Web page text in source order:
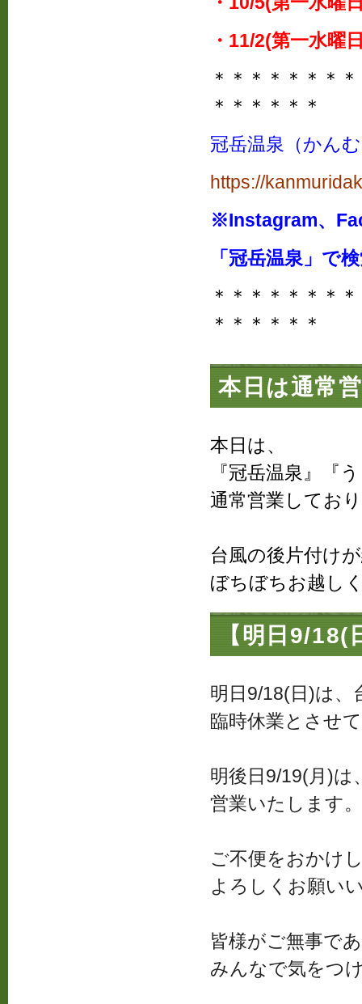
・11/2(第一水曜
＊＊＊＊＊＊＊
＊＊＊＊＊＊
冠岳温泉（かん
https://
※Instagram、
「冠岳温泉」で
＊＊＊＊＊＊＊
＊＊＊＊＊＊
本日は通常
本日は、
『冠岳温泉』『
通常営業してお
台風の後片付け
ぼちぼちお越し
【明日9/
明日9/18(日)は、
臨時休業とさせ
明後日9/19(月)は
営業いたします。
ご不便をおかけ
よろしくお願い
皆様がご無事で
みんなで気をつ